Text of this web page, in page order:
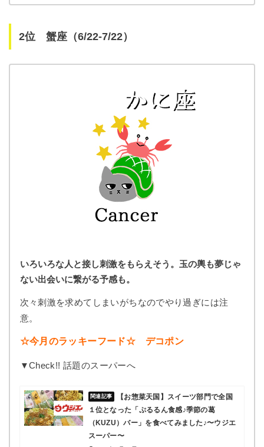
2位 蟹座（6/22-7/22）
いろいろな人と接し刺激をもらえそう。玉の輿も夢じゃ
ない出会いに繋がる予感も。
次々刺激を求めてしまいがちなのでやり過ぎには注
意。
☆今月のラッキーフード☆ デコポン
▼Check!! 話題のスーパーへ
【お惣菜天国】スイーツ部門で全国
１位となった「ぷるるん食感♪季節の葛
（KUZU）バー」を食べてみました♪〜ウジエ
スーパー〜